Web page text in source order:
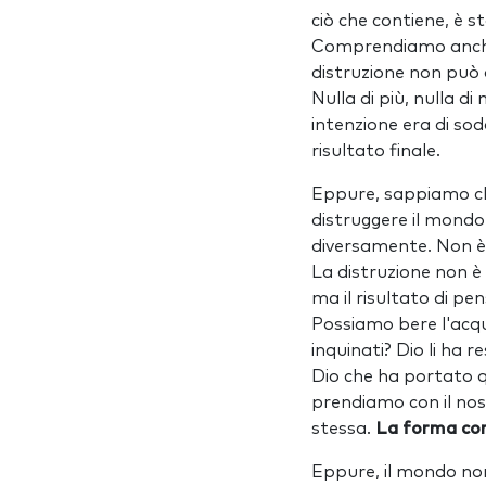
ciò che contiene, è
Comprendiamo
distruzione non può
Nulla di più, nulla di
intenzione era di
risultato finale.
Eppure, sappiamo
distruggere il
diversamente. Non
La distruzione non
ma il risultato di
Possiamo bere
inquinati? Dio li ha
Dio che ha portato
prendiamo con il
stessa. La forma
Eppure, il mondo